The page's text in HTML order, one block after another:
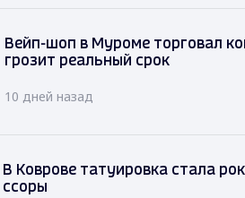
Вейп-шоп в Муроме торговал
грозит реальный срок
10 дней назад
В Коврове татуировка стала
ссоры